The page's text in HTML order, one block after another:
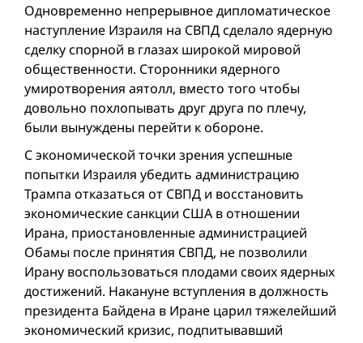
Одновременно непрерывное дипломатическое
наступление Израиля на СВПД сделало ядерную
сделку спорной в глазах широкой мировой
общественности. Сторонники ядерного
умиротворения аятолл, вместо того чтобы
довольно похлопывать друг друга по плечу,
были вынуждены перейти к обороне.
С экономической точки зрения успешные
попытки Израиля убедить администрацию
Трампа отказаться от СВПД и восстановить
экономические санкции США в отношении
Ирана, приостановленные администрацией
Обамы после принятия СВПД, не позволили
Ирану воспользоваться плодами своих ядерных
достижений. Накануне вступления в должность
президента Байдена в Иране царил тяжелейший
экономический кризис, подпитывавший